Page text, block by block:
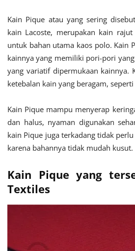
Kain Pique atau yang sering
kain Lacoste, merupakan kain
untuk bahan utama kaos polo. Kain
kainnya yang memiliki pori-pori
yang variatif dipermukaan kainnya.
ketebalan kain yang beragam,
Kain Pique mampu menyerap
dan halus, nyaman digunakan
kain Pique juga terkadang tidak
karena bahannya tidak mudah kusut.
Kain Pique yang
Textiles